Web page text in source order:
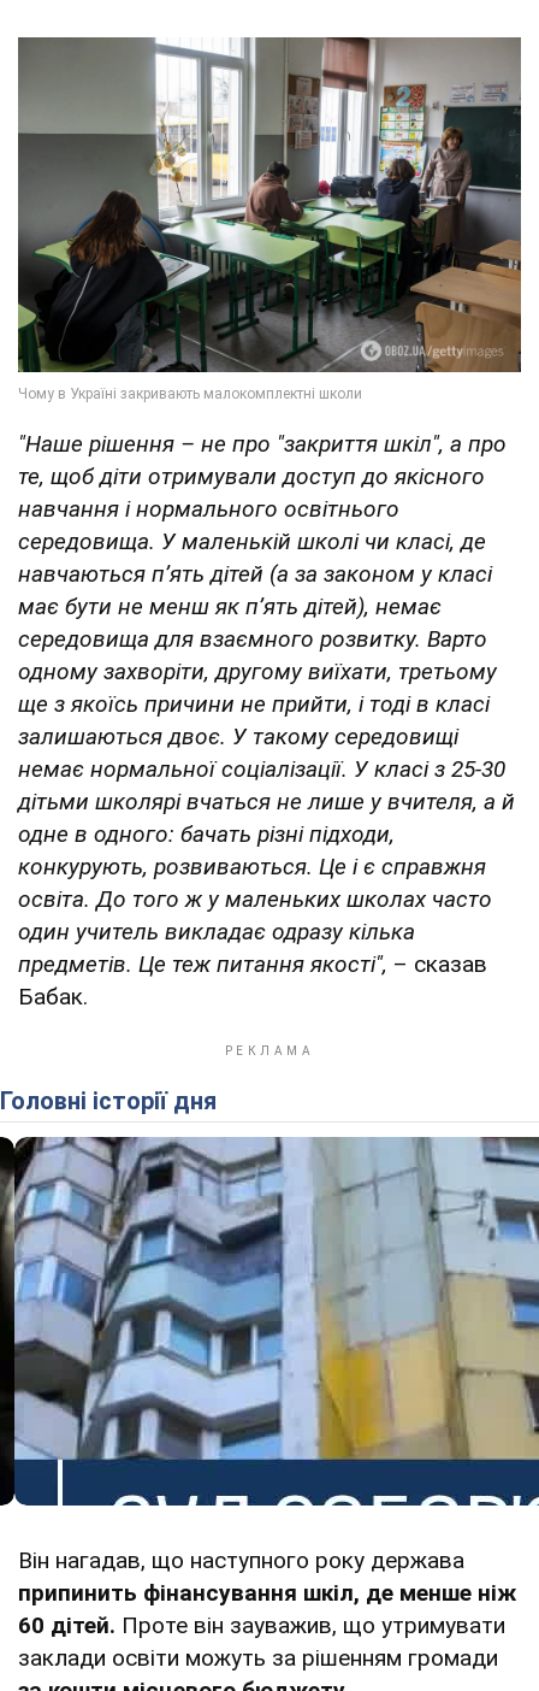
"Наше рішення – не про "закриття шкіл", а про
те, щоб діти отримували доступ до якісного
навчання і нормального освітнього
середовища. У маленькій школі чи класі, де
навчаються п’ять дітей (а за законом у класі
має бути не менш як п’ять дітей), немає
середовища для взаємного розвитку. Варто
одному захворіти, другому виїхати, третьому
ще з якоїсь причини не прийти, і тоді в класі
залишаються двоє. У такому середовищі
немає нормальної соціалізації. У класі з 25-30
дітьми школярі вчаться не лише у вчителя, а й
одне в одного: бачать різні підходи,
конкурують, розвиваються. Це і є справжня
освіта. До того ж у маленьких школах часто
один учитель викладає одразу кілька
предметів. Це теж питання якості", – сказав
Бабак.
Головні історії дня
Він нагадав, що наступного року держава
припинить фінансування шкіл, де менше ніж
60 дітей. Проте він зауважив, що утримувати
заклади освіти можуть за рішенням громади